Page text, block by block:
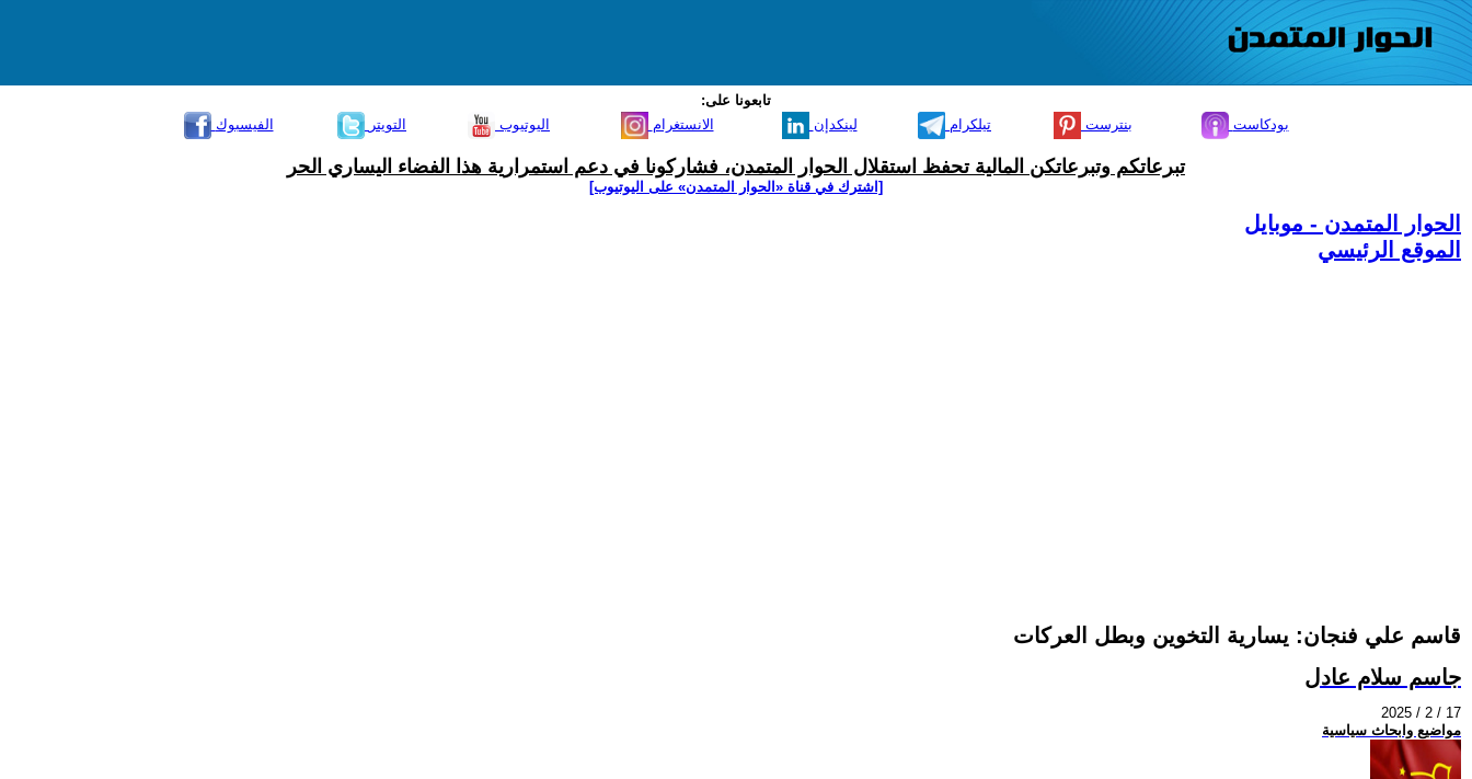
تابعونا على:
الفيسبوك
التويتر اليوتيوب الانستغرام لينكدإن تيلكرام بنترست بودكاست
تبرعاتكم وتبرعاتكن المالية تحفظ استقلال الحوار المتمدن، فشاركونا في دعم استمرارية هذا الفضاء اليساري الحر
[اشترك في قناة ‫«الحوار المتمدن» على اليوتيوب]
الحوار المتمدن - موبايل
الموقع الرئيسي
قاسم علي فنجان: يسارية التخوين وبطل العركات
جاسم سلام عادل
2025 / 2 / 17
مواضيع وابحاث سياسية